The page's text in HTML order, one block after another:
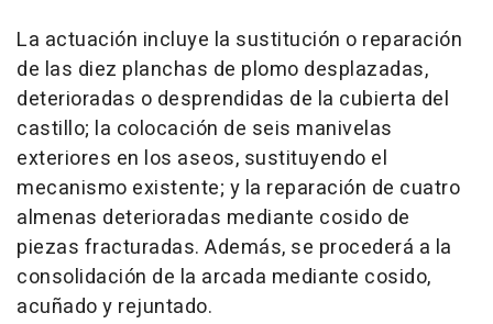
La actuación incluye la sustitución o reparación
de las diez planchas de plomo desplazadas,
deterioradas o desprendidas de la cubierta del
castillo; la colocación de seis manivelas
exteriores en los aseos, sustituyendo el
mecanismo existente; y la reparación de cuatro
almenas deterioradas mediante cosido de
piezas fracturadas. Además, se procederá a la
consolidación de la arcada mediante cosido,
acuñado y rejuntado.